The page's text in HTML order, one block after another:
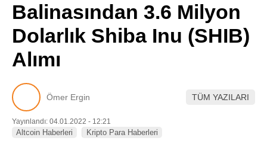
TikTok
Pinterest
Balinasından 3.6 Milyon
Dolarlık Shiba Inu (SHIB)
Alımı
Ömer Ergin TÜM YAZILARI
Yayınlandı: 04.01.2022 - 12:21
Altcoin Haberleri Kripto Para Haberleri